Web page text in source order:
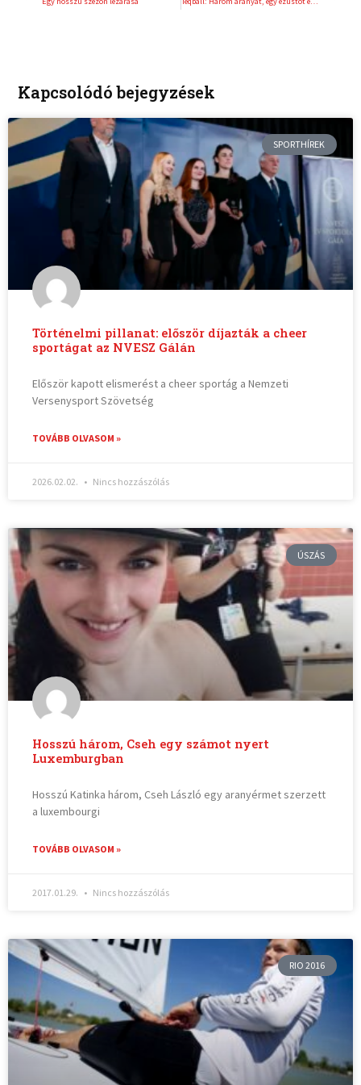
Kapcsolódó bejegyzések
SPORTHÍREK
Történelmi pillanat: először díjazták a cheer
sportágat az NVESZ Gálán
Először kapott elismerést a cheer sportág a Nemzeti
Versenysport Szövetség
TOVÁBB OLVASOM »
2026.02.02. Nincs hozzászólás
ÚSZÁS
Hosszú három, Cseh egy számot nyert
Luxemburgban
Hosszú Katinka három, Cseh László egy aranyérmet szerzett
a luxembourgi
TOVÁBB OLVASOM »
2017.01.29. Nincs hozzászólás
RIO 2016